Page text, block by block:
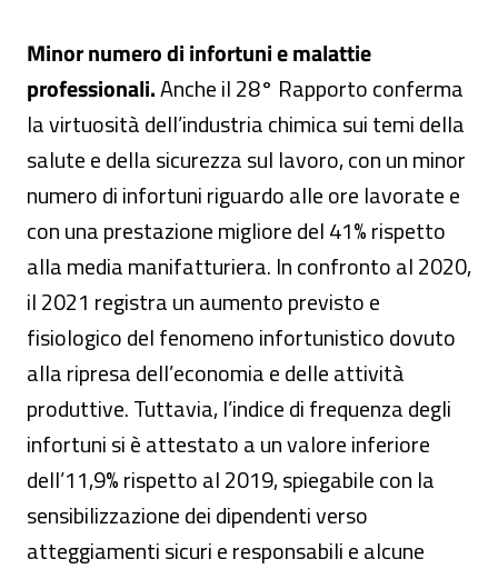
Minor numero di infortuni e malattie
professionali.Anche il 28° Rapporto conferma
la virtuosità dell’industria chimica sui temi della
salute e della sicurezza sul lavoro, con un minor
numero di infortuni riguardo alle ore lavorate e
con una prestazione migliore del 41% rispetto
alla media manifatturiera. In confronto al 2020,
il 2021 registra un aumento previsto e
fisiologico del fenomeno infortunistico dovuto
alla ripresa dell’economia e delle attività
produttive. Tuttavia, l’indice di frequenza degli
infortuni si è attestato a un valore inferiore
dell’11,9% rispetto al 2019, spiegabile con la
sensibilizzazione dei dipendenti verso
atteggiamenti sicuri e responsabili e alcune